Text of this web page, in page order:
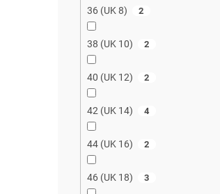
36 (UK 8) 2
38 (UK 10) 2
40 (UK 12) 2
42 (UK 14) 4
44 (UK 16) 2
46 (UK 18) 3